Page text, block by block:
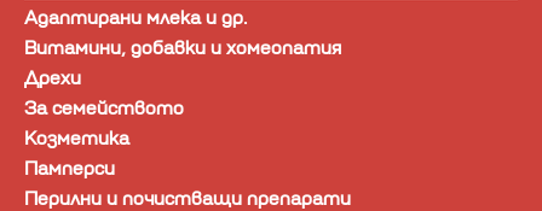
Адаптирани млека и др.
Витамини, добавки и хомеопатия
Дрехи
За семейството
Козметика
Памперси
Перилни и почистващи препарати